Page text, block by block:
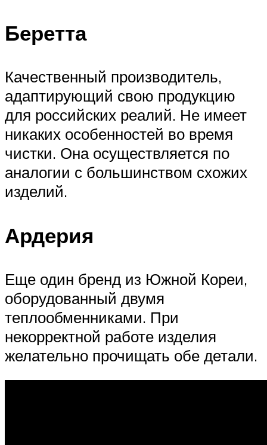
Беретта
Качественный производитель,
адаптирующий свою продукцию
для российских реалий. Не имеет
никаких особенностей во время
чистки. Она осуществляется по
аналогии с большинством схожих
изделий.
Ардерия
Еще один бренд из Южной Кореи,
оборудованный двумя
теплообменниками. При
некорректной работе изделия
желательно прочищать обе детали.